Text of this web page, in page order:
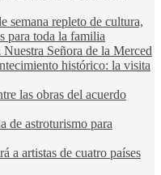
semana repleto de cultura,
para toda la familia
Señora de la Merced
histórico: la visita
las obras del acuerdo
de astroturismo para
a artistas de cuatro países